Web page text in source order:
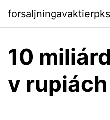
10
v rupiách